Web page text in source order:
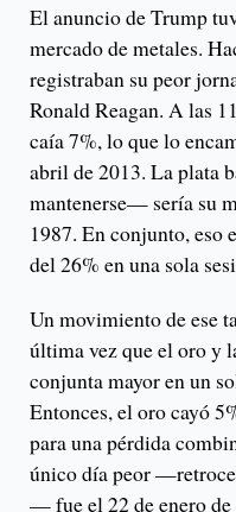
El anuncio de Trump
mercado de metales.
registraban su peor
Ronald Reagan. A las
caía 7%, lo que lo
abril de 2013. La plata
mantenerse— sería su
1987. En conjunto, eso
del 26% en una sola
Un movimiento de ese
última vez que el oro y
conjunta mayor en un
Entonces, el oro cayó
para una pérdida
único día peor
— fue el 22 de enero